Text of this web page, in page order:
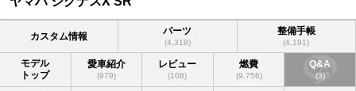
カスタム情報 パーツ
(4,318)
整備手帳
(4,191)
モデル
トップ
愛車紹介
(979)
レビュー
(108)
燃費
(9,756)
Q&A
(3)